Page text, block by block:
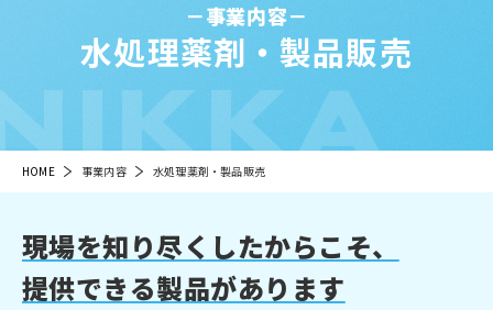
事業内容
水処理薬剤・製品販売
HOME 事業内容 水処理薬剤・製品販売
現場を知り尽くしたからこそ、
提供できる製品があります